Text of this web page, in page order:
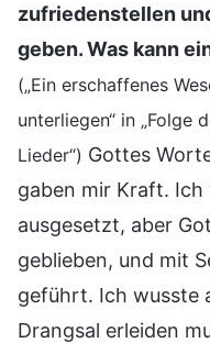
zufriedenstellen
geben. Was kann
(„Ein erschaffenes
unterliegen“ in „Folge
Lieder“) Gottes
gaben mir Kraft. Ich
ausgesetzt, aber
geblieben, und mit
geführt. Ich wusste
Drangsal erleiden